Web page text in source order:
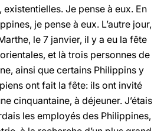
Je pense à eux. En
je pense à eux. L’autre jour,
le 7 janvier, il y a eu la fête
et là trois personnes de
ainsi que certains Philippins y
ont fait la fête: ils ont invité
cinquantaine, à déjeuner. J’étais
les employés des Philippines,